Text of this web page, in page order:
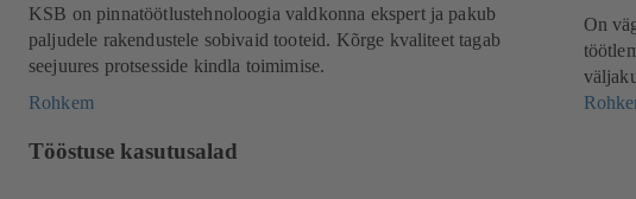
KSB on pinnatöötlustehnoloogia valdkonna ekspert ja pakub
paljudele rakendustele sobivaid tooteid. Kõrge kvaliteet tagab
seejuures protsesside kindla toimimise.
Rohkem
On
Tööstuse kasutusalad